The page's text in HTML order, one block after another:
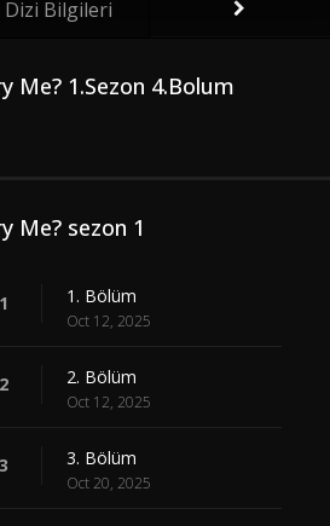
Dizi Bilgileri
Me? 1.Sezon 4.Bolum
Me? sezon 1
1. Bölüm
Oct 12, 2025
2. Bölüm
Oct 12, 2025
3. Bölüm
Oct 20, 2025